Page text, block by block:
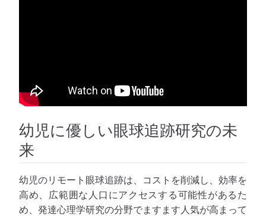
幼児に優しい眼球追跡研究の未
来
幼児のリモート眼球追跡は、コストを削減し、効率を
高め、広範囲な人口にアクセスする可能性があるた
め、発達心理学研究の分野でますます人気が高まって